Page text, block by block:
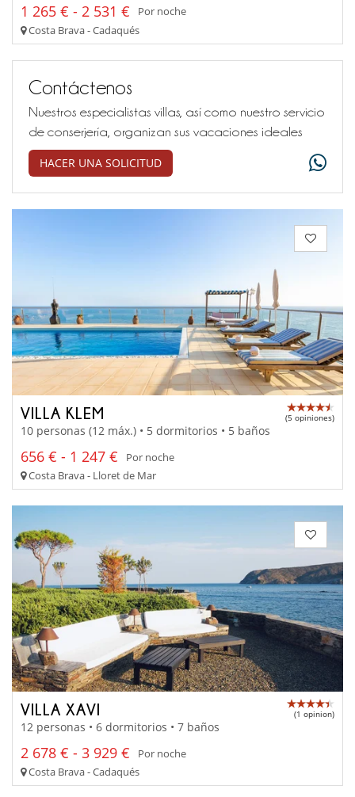
1 265 € - 2 531 €
Por noche
Costa Brava - Cadaqués
Contáctenos
Nuestros especialistas villas, así como nuestro servicio
de conserjería, organizan sus vacaciones ideales
HACER UNA SOLICITUD
VILLA KLEM (5 opiniones)
10 personas (12 máx.) • 5 dormitorios • 5 baños
656 € - 1 247 €
Por noche
Costa Brava - Lloret de Mar
VILLA XAVI (1 opinion)
12 personas • 6 dormitorios • 7 baños
2 678 € - 3 929 €
Por noche
Costa Brava - Cadaqués